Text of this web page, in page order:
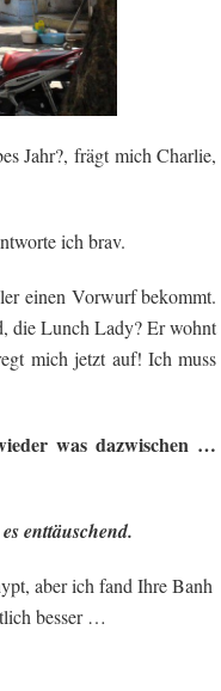
Jahr?, frägt mich Charlie,
ich brav.
einen Vorwurf bekommt.
die Lunch Lady? Er wohnt
mich jetzt auf! Ich muss
was dazwischen …
enttäuschend.
aber ich fand Ihre Banh
besser …